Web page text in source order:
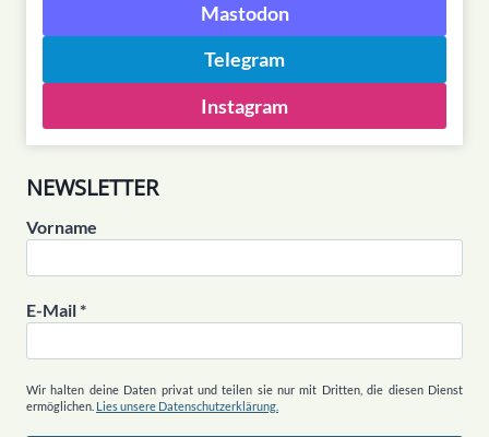
Mastodon
Telegram
Instagram
NEWSLETTER
Vorname
E-Mail*
Wir halten deine Daten privat und teilen sie nur mit Dritten, die diesen Dienst
ermöglichen. Lies unsere Datenschutzerklärung.